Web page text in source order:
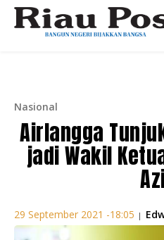
Nasional
Airlangga
jadi Wakil
29 September 2021 -18:05 |